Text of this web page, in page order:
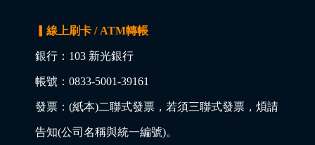
▎線上刷卡 / ATM轉帳
銀行：103 新光銀行
帳號：0833-5001-39161
發票：(紙本)二聯式發票，若須三聯式發票，煩請
告知(公司名稱與統一編號)。